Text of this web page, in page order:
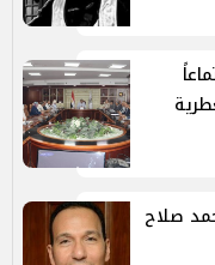
صلاح